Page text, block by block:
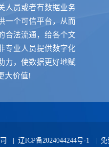
人员或者有数据业务
一个可信平台，从而
合法流通，给各个文
专业人员提供数字化
力，使数据更好地赋
大价值!
司 |辽ICP备2024044244号-1 |免